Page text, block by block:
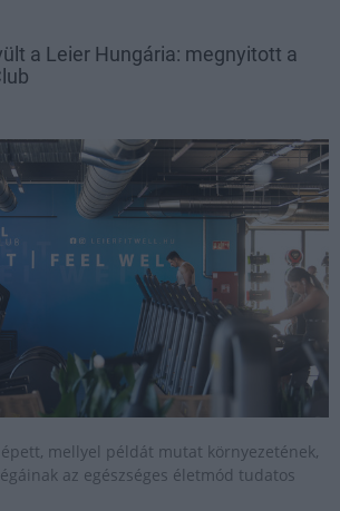
a Leier Hungária: megnyitott a
mellyel példát mutat környezetének,
az egészséges életmód tudatos